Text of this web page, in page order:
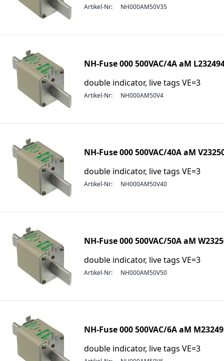
Artikel-Nr: NH000AM50V35
NH-Fuse 000 500VAC/4A aM
double indicator, live tags VE=3
Artikel-Nr: NH000AM50V4
NH-Fuse 000 500VAC/40A aM
double indicator, live tags VE=3
Artikel-Nr: NH000AM50V40
NH-Fuse 000 500VAC/50A aM
double indicator, live tags VE=3
Artikel-Nr: NH000AM50V50
NH-Fuse 000 500VAC/6A aM
double indicator, live tags VE=3